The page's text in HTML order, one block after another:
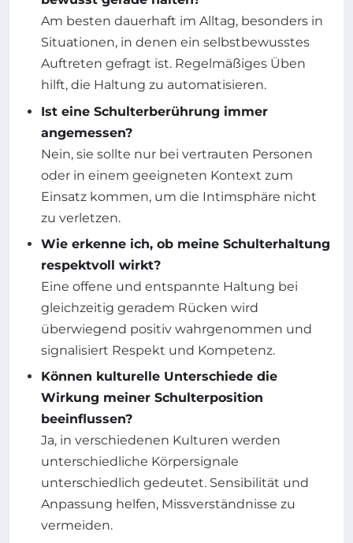
Am besten dauerhaft im Alltag, besonders in
Situationen, in denen ein selbstbewusstes
Auftreten gefragt ist. Regelmäßiges Üben
hilft, die Haltung zu automatisieren.
Ist eine Schulterberührung immer
angemessen?
Nein, sie sollte nur bei vertrauten Personen
oder in einem geeigneten Kontext zum
Einsatz kommen, um die Intimsphäre nicht
zu verletzen.
Wie erkenne ich, ob meine Schulterhaltung
respektvoll wirkt?
Eine offene und entspannte Haltung bei
gleichzeitig geradem Rücken wird
überwiegend positiv wahrgenommen und
signalisiert Respekt und Kompetenz.
Können kulturelle Unterschiede die
Wirkung meiner Schulterposition
beeinflussen?
Ja, in verschiedenen Kulturen werden
unterschiedliche Körpersignale
unterschiedlich gedeutet. Sensibilität und
Anpassung helfen, Missverständnisse zu
vermeiden.